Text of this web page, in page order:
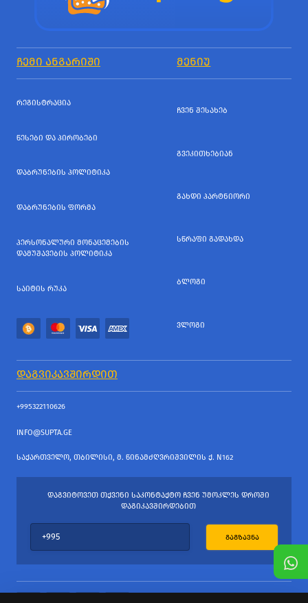
ᲩᲔᲛᲘ ᲐᲜᲒᲐᲠᲘᲨᲘ ᲛᲔᲜᲘᲣ
ᲠᲔᲒᲘᲡᲢᲠᲐᲪᲘᲐ
ᲬᲔᲡᲔᲑᲘ ᲓᲐ ᲞᲘᲠᲝᲑᲔᲑᲘ
ᲓᲐᲑᲠᲣᲜᲔᲑᲘᲡ ᲞᲝᲚᲘᲢᲘᲙᲐ
ᲓᲐᲑᲠᲣᲜᲔᲑᲘᲡ ᲤᲝᲠᲛᲐ
ᲞᲔᲠᲡᲝᲜᲐᲚᲣᲠᲘ ᲛᲝᲜᲐᲪᲔᲛᲔᲑᲘᲡ
ᲓᲐᲛᲣᲨᲐᲕᲔᲑᲘᲡ ᲞᲝᲚᲘᲢᲘᲙᲐ
ᲡᲐᲘᲢᲘᲡ ᲠᲣᲙᲐ
ᲩᲕᲔᲜ ᲨᲔᲡᲐᲮᲔᲑ
ᲒᲕᲔᲙᲘᲗᲮᲔᲑᲘᲐᲜ
ᲒᲐᲮᲓᲘ ᲞᲐᲠᲢᲜᲘᲝᲠᲘ
ᲡᲬᲠᲐᲤᲘ ᲒᲐᲓᲐᲮᲓᲐ
ᲑᲚᲝᲒᲘ
ᲕᲚᲝᲒᲘ
ᲓᲐᲒᲕᲘᲙᲐᲕᲨᲘᲠᲓᲘᲗ
+995322110626
INFO@SUPTA.GE
ᲡᲐᲥᲐᲠᲗᲕᲔᲚᲝ, ᲗᲑᲘᲚᲘᲡᲘ, Მ. ᲬᲘᲜᲐᲛᲫᲦᲕᲠᲘᲨᲕᲘᲚᲘᲡ Ქ. N162
ᲓᲐᲒᲕᲘᲢᲝᲕᲔᲗ ᲗᲥᲕᲔᲜᲘ ᲡᲐᲙᲝᲜᲢᲐᲥᲢᲝ ᲩᲕᲔᲜ ᲣᲛᲝᲙᲚᲔᲡ ᲓᲠᲝᲨᲘ
ᲓᲐᲒᲘᲙᲐᲕᲨᲘᲠᲓᲔᲑᲘᲗ
ᲒᲐᲒᲖᲐᲕᲜᲐ